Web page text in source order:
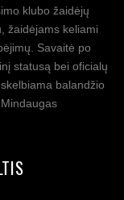
klubo žaidėjų
žaidėjams keliami
Savaitė po
statusą bei oficialų
balandžio